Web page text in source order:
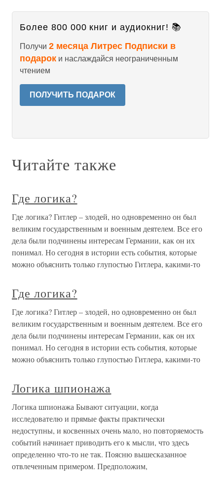
Более 800 000 книг и аудиокниг! 📚
Получи 2 месяца Литрес Подписки в
подарок и наслаждайся неограниченным
чтением
ПОЛУЧИТЬ ПОДАРОК
Читайте также
Где логика?
Где логика? Гитлер – злодей, но одновременно он был
великим государственным и военным деятелем. Все его
дела были подчинены интересам Германии, как он их
понимал. Но сегодня в истории есть события, которые
можно объяснить только глупостью Гитлера, какими-то
Где логика?
Где логика? Гитлер – злодей, но одновременно он был
великим государственным и военным деятелем. Все его
дела были подчинены интересам Германии, как он их
понимал. Но сегодня в истории есть события, которые
можно объяснить только глупостью Гитлера, какими-то
Логика шпионажа
Логика шпионажа Бывают ситуации, когда
исследователю и прямые факты практически
недоступны, и косвенных очень мало, но повторяемость
событий начинает приводить его к мысли, что здесь
определенно что-то не так. Поясню вышесказанное
отвлеченным примером. Предположим,